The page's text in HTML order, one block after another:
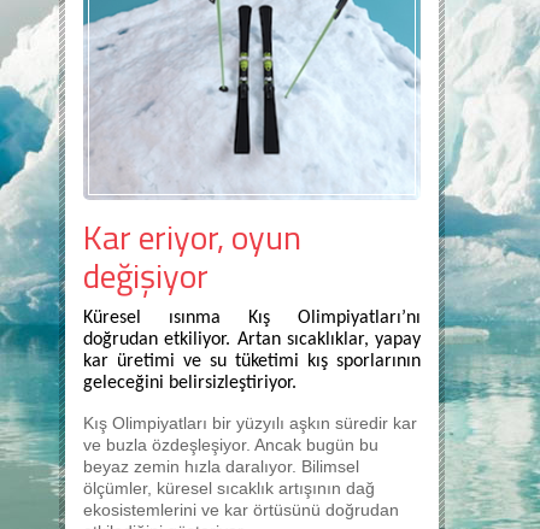
Kar eriyor, oyun
değişiyor
Küresel ısınma Kış Olimpiyatları’nı
doğrudan etkiliyor. Artan sıcaklıklar, yapay
kar üretimi ve su tüketimi kış sporlarının
geleceğini belirsizleştiriyor.
Kış Olimpiyatları bir yüzyılı aşkın süredir kar
ve buzla özdeşleşiyor. Ancak bugün bu
beyaz zemin hızla daralıyor. Bilimsel
ölçümler, küresel sıcaklık artışının dağ
ekosistemlerini ve kar örtüsünü doğrudan